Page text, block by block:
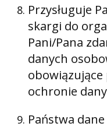
Przysługuje
skargi do
Pani/Pana
danych
ochronie
Państwa